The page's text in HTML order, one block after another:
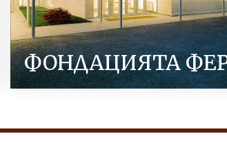
ФОНДАЦИЯТА